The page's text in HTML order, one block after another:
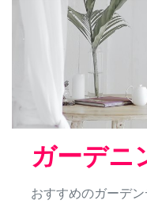
ガーデニ
おすすめのガーデ